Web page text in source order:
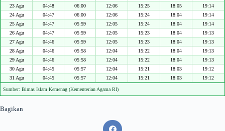
23 Agu
04:48 06:00 12:06 15:25 18:05
19:14
24 Agu
04:47 06:00 12:06 15:24 18:04
19:14
25 Agu
04:47 05:59 12:05 15:24 18:04
19:14
26 Agu
04:47 05:59 12:05 15:23 18:04
19:13
27 Agu
04:46 05:59 12:05 15:23 18:04
19:13
28 Agu
04:46 05:58 12:04 15:22 18:04
19:13
29 Agu
04:46 05:58 12:04 15:22 18:04
19:13
30 Agu
04:45 05:57 12:04 15:21 18:03
19:12
31 Agu
04:45 05:57 12:04 15:21 18:03 19:12
Sumber: Bimas Islam Kemenag (Kementerian Agama RI)
Bagikan